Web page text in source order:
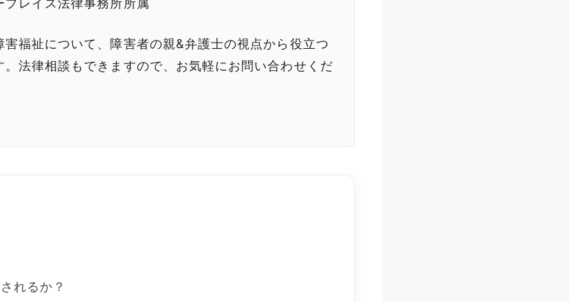
レイス法律事務所所属
害福祉について、障害者の親&弁護士の視点から役立つ
法律相談もできますので、お気軽にお問い合わせくだ
れるか？